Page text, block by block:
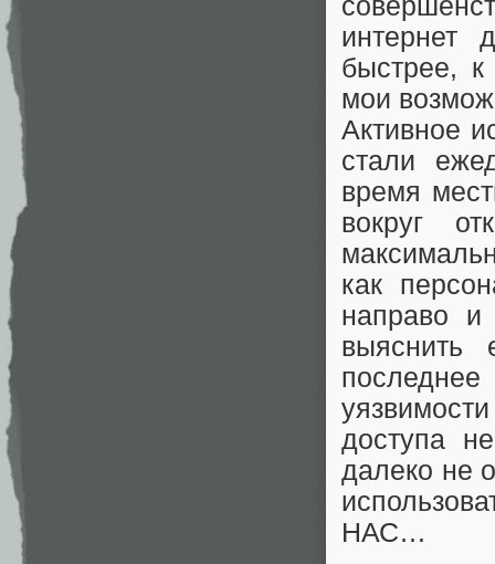
интернет
быстрее,
мои
Активное
стали
время
вокруг
как
направо
доступа
далеко не
НАС…